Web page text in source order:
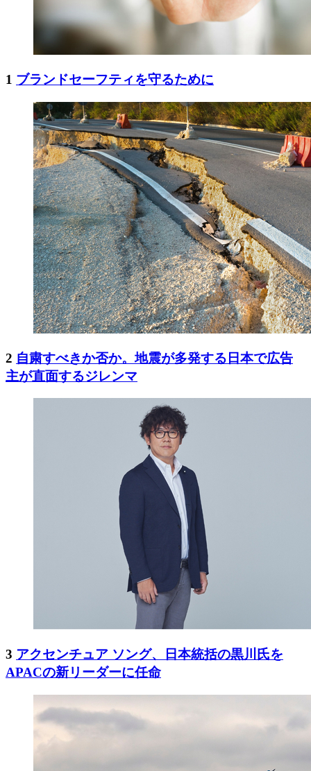
1 ブランドセーフティを守るために
2 自粛すべきか否か。地震が多発する日本で広告
主が直面するジレンマ
3 アクセンチュア ソング、日本統括の黒川氏を
APACの新リーダーに任命